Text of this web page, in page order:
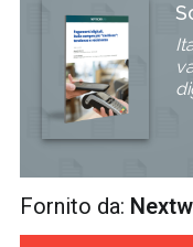
Fornito da: